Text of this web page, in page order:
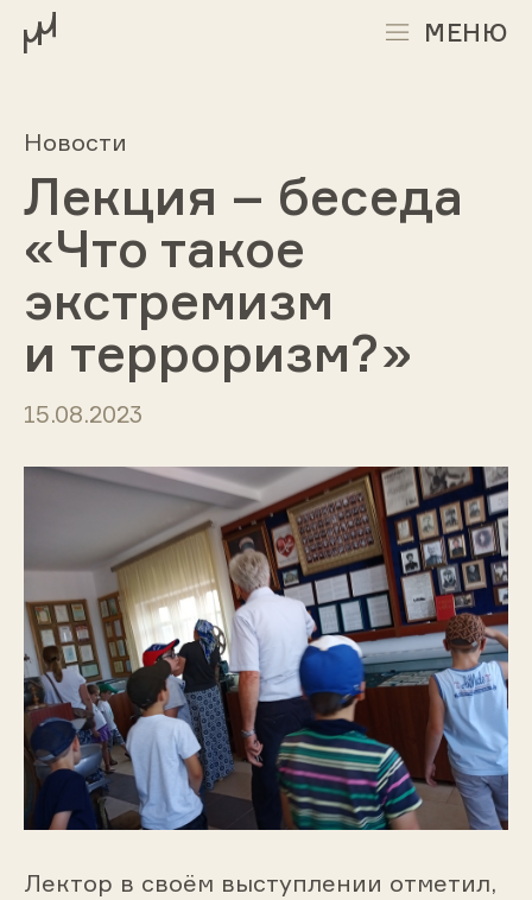
МЕНЮ
Новости
Лекция – беседа
«Что такое
экстремизм
и терроризм?»
15.08.2023
Лектор в своём выступлении отметил,